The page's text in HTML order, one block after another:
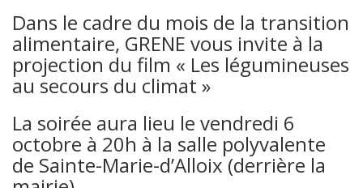
Dans le cadre du mois de la transition
alimentaire, GRENE vous invite à la
projection du film « Les légumineuses
au secours du climat »
La soirée aura lieu le vendredi 6
octobre à 20h à la salle polyvalente
de Sainte-Marie-d’Alloix (derrière la